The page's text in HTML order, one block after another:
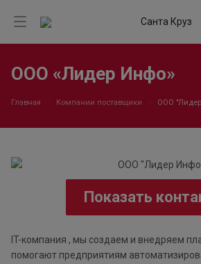
Санта Круз
ООО «Лидер Инфо»
Главная Компании поставщики ООО
Показать
IT-компания , мы создаем и внедряем
помогают предприятиям